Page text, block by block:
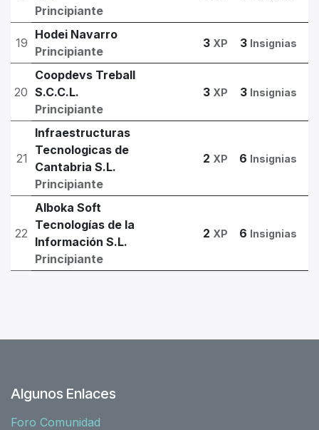
Principiante
19
Hodei Navarro
Principiante
3 XP 3 Insignias
20
Coopdevs Treball
S.C.C.L.
Principiante
3 XP 3 Insignias
21
Infraestructuras
Tecnologicas de
Cantabria S.L.
Principiante
2 XP 6 Insignias
22
Alboka Soft
Tecnologías de la
Información S.L.
Principiante
2 XP 6 Insignias
Algunos Enlaces
Foro Comunidad